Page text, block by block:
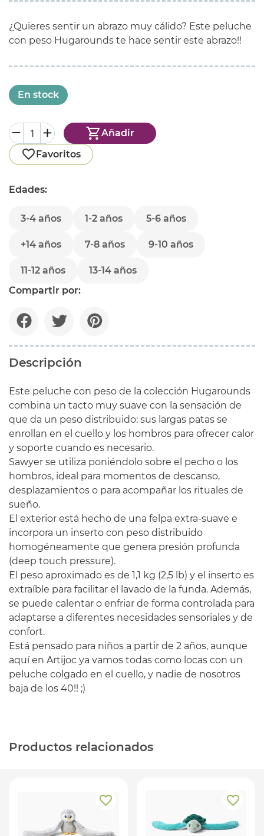
¿Quieres sentir un abrazo muy cálido? Este peluche
con peso Hugarounds te hace sentir este abrazo!!
En stock
Añadir
Favoritos
Edades:
3-4 años 1-2 años 5-6 años
+14 años 7-8 años 9-10 años
11-12 años
13-14 años
Compartir por:
Descripción
Este peluche con peso de la colección Hugarounds
combina un tacto muy suave con la sensación de
que da un peso distribuido: sus largas patas se
enrollan en el cuello y los hombros para ofrecer calor
y soporte cuando es necesario.
Sawyer se utiliza poniéndolo sobre el pecho o los
hombros, ideal para momentos de descanso,
desplazamientos o para acompañar los rituales de
sueño.
El exterior está hecho de una felpa extra-suave e
incorpora un inserto con peso distribuido
homogéneamente que genera presión profunda
(deep touch pressure).
El peso aproximado es de 1,1 kg (2,5 lb) y el inserto es
extraíble para facilitar el lavado de la funda. Además,
se puede calentar o enfriar de forma controlada para
adaptarse a diferentes necesidades sensoriales y de
confort.
Está pensado para niños a partir de 2 años, aunque
aquí en Artijoc ya vamos todas como locas con un
peluche colgado en el cuello, y nadie de nosotros
baja de los 40!! ;)
Productos relacionados